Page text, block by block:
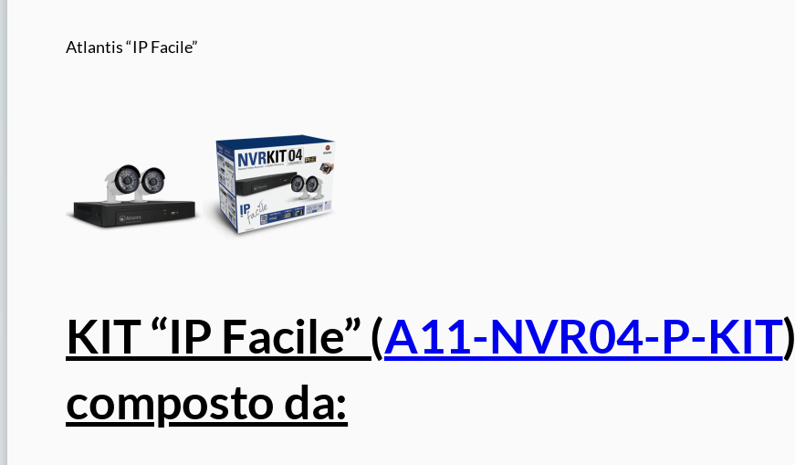
Atlantis “IP Facile”
KIT “IP Facile” (A11-NVR04-P-KIT)
composto da: